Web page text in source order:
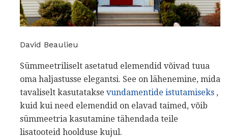
David Beaulieu
Sümmeetriliselt asetatud elemendid võivad tuua
oma haljastusse elegantsi. See on lähenemine, mida
tavaliselt kasutatakse vundamentide istutamiseks ,
kuid kui need elemendid on elavad taimed, võib
sümmeetria kasutamine tähendada teile
lisatooteid hoolduse kujul.